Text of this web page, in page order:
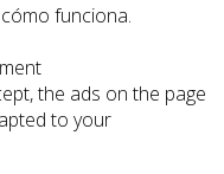
funciona.
the ads on the page
to your